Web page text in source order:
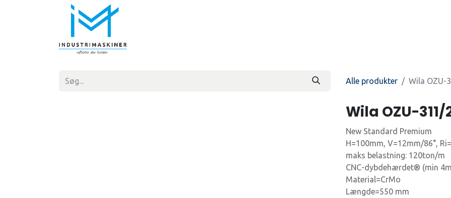
Alle produkter Wila OZU-
Wila OZU-311/
New Standard Premium
H=100mm, V=12mm/86°,
maks belastning: 120ton/m
CNC-dybdehærdet® (min
Material=CrMo
Længde=550 mm